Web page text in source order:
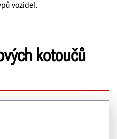
vozidel.
kotoučů